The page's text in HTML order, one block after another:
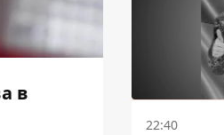
в
22:40